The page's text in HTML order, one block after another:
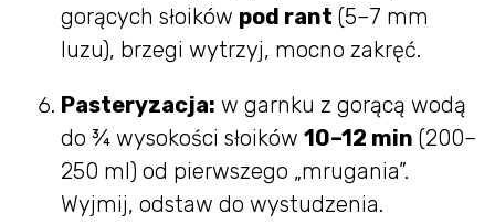
gorących słoików pod rant (5–7 mm
luzu), brzegi wytrzyj, mocno zakręć.
Pasteryzacja: w garnku z gorącą wodą
do ¾ wysokości słoików 10–12 min (200–
250 ml) od pierwszego „mrugania”.
Wyjmij, odstaw do wystudzenia.